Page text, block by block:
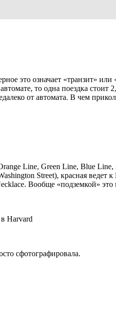
это означает «транзит»
то одна поездка стоит
от автомата. В чем
Line, Green Line, Blue
Street), красная
Вообще «подземкой»
Harvard
сфотографировала.